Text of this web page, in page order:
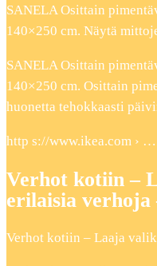
SANELA Osittain
140×250 cm. Näytä
SANELA Osittain
140×250 cm. Osittain
huonetta tehokkaasti
http s://www.ikea.com ›
Verhot kotiin –
erilaisia
Verhot kotiin – Laaja